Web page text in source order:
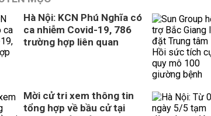
Hà Nội: KCN Phú Nghĩa có
ca nhiễm Covid-19, 786
trường hợp liên quan
Mời cử tri xem thông tin
tổng hợp về bầu cử tại